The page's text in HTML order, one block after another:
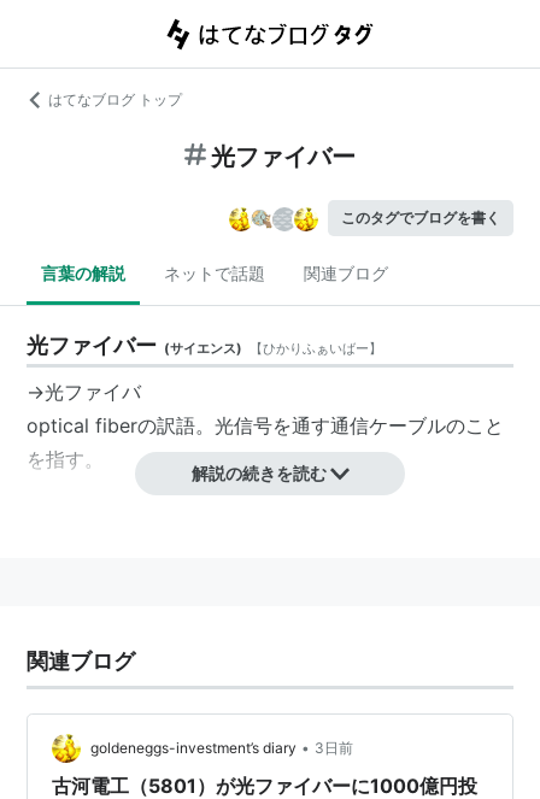
はてなブログ トップ
光ファイバー
このタグでブログを書く
言葉の解説 ネットで話題 関連ブログ
光ファイバー (サイエンス) 【ひかりふぁいばー】
→光ファイバ
optical fiberの訳語。光信号を通す通信ケーブルのこと
を指す。
解説の続きを読む
関連ブログ
goldeneggs-investment’s diary • 3日前
古河電工（5801）が光ファイバーに1000億円投